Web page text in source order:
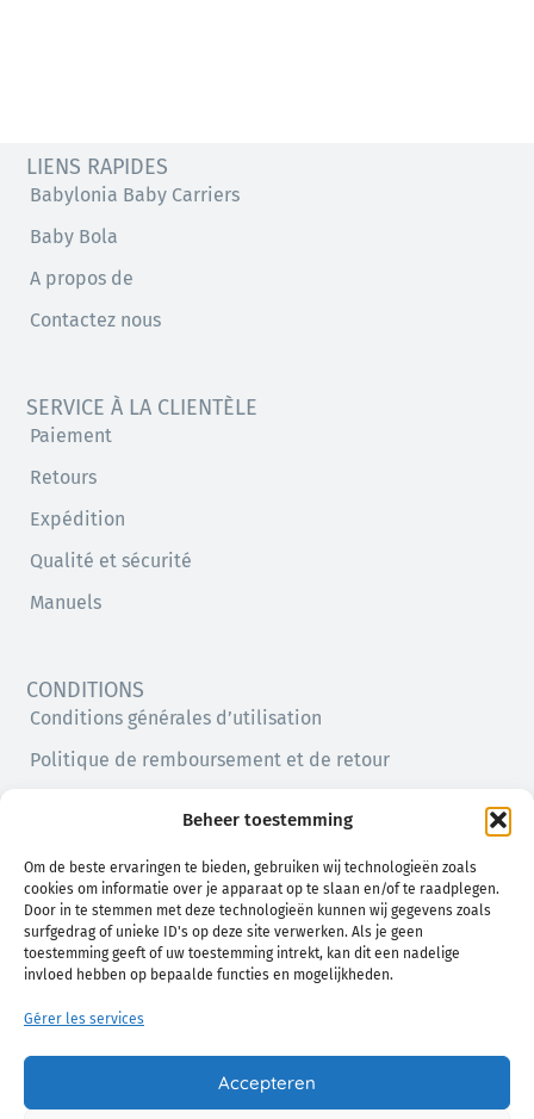
Beheer toestemming
Om de beste ervaringen te bieden, gebruiken wij technologieën zoals
cookies om informatie over je apparaat op te slaan en/of te raadplegen.
Door in te stemmen met deze technologieën kunnen wij gegevens zoals
surfgedrag of unieke ID's op deze site verwerken. Als je geen
toestemming geeft of uw toestemming intrekt, kan dit een nadelige
invloed hebben op bepaalde functies en mogelijkheden.
Gérer les services
Accepteren
LIENS RAPIDES
Babylonia Baby Carriers
Baby Bola
A propos de
Contactez nous
SERVICE À LA CLIENTÈLE
Paiement
Retours
Expédition
Qualité et sécurité
Manuels
CONDITIONS
Conditions générales d’utilisation
Politique de remboursement et de retour